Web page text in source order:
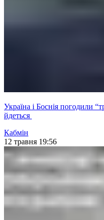
Україна і Боснія погодили
йдеться
Кабмін
12 травня 19:56